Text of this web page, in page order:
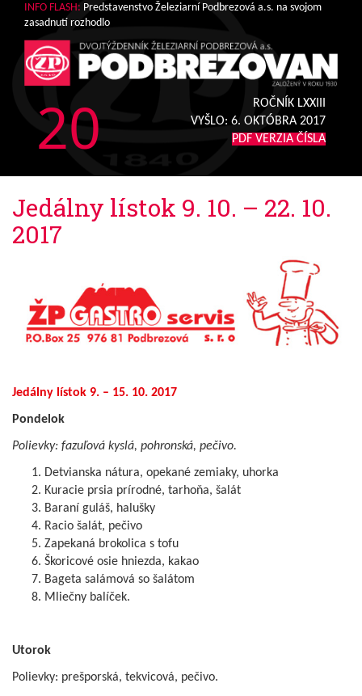
INFO FLASH: Predstavenstvo Železiarní Podbrezová a.s. na svojom
zasadnutí rozhodlo
20
ROČNÍK LXXIII
VYŠLO: 6. OKTÓBRA 2017
PDF VERZIA ČÍSLA
Jedálny lístok 9. 10. – 22. 10.
2017
Jedálny lístok 9. – 15. 10. 2017
Pondelok
Polievky: fazuľová kyslá, pohronská, pečivo.
Detvianska nátura, opekané zemiaky, uhorka
Kuracie prsia prírodné, tarhoňa, šalát
Baraní guláš, halušky
Racio šalát, pečivo
Zapekaná brokolica s tofu
Škoricové osie hniezda, kakao
Bageta salámová so šalátom
Mliečny balíček.
Utorok
Polievky: prešporská, tekvicová, pečivo.